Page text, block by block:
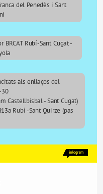
del Penedès i Sant
BRCAT Rubí-Sant Cugat -
als enllaços del
30
Castellbisbal - Sant Cugat)
Rubí -Sant Quirze (pas